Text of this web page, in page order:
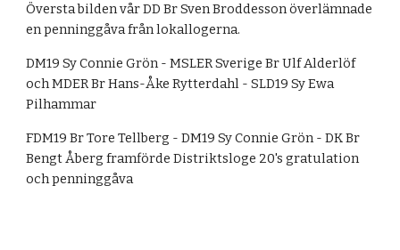
Översta bilden vår DD Br Sven Broddesson överlämnade
en penninggåva från lokallogerna.
DM19 Sy Connie Grön -MSLER Sverige Br Ulf Alderlöf
och MDER Br Hans-Åke Rytterdahl - SLD19 Sy Ewa
Pilhammar
FDM19 Br Tore Tellberg -DM19 Sy Connie Grön - DK Br
Bengt Åberg framförde Distriktsloge 20's gratulation
ochpenninggåva